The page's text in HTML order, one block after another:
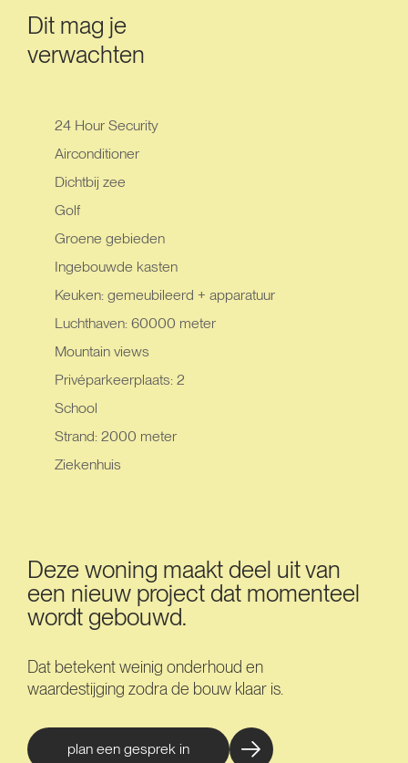
Dit mag je
verwachten
24 Hour Security
Airconditioner
Dichtbij zee
Golf
Groene gebieden
Ingebouwde kasten
Keuken: gemeubileerd + apparatuur
Luchthaven: 60000 meter
Mountain views
Privéparkeerplaats: 2
School
Strand: 2000 meter
Ziekenhuis
Deze woning maakt deel uit van
een nieuw project dat momenteel
wordt gebouwd.
Dat betekent weinig onderhoud en
waardestijging zodra de bouw klaar is.
plan een gesprek in